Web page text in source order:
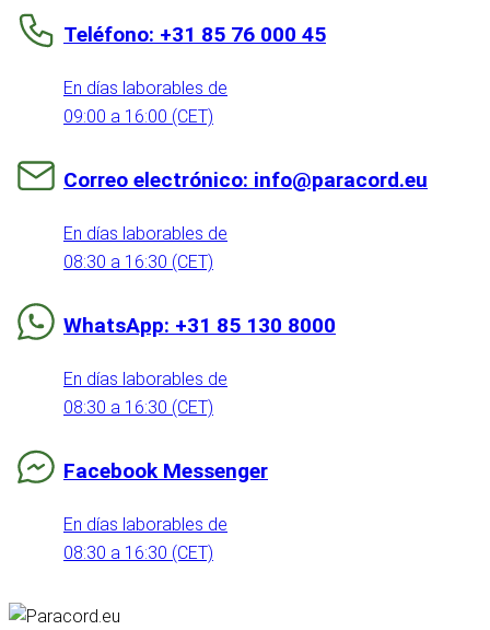
Teléfono: +31 85 76 000 45
En días laborables de
09:00 a 16:00 (CET)
Correo electrónico: info@paracord.eu
En días laborables de
08:30 a 16:30 (CET)
WhatsApp: +31 85 130 8000
En días laborables de
08:30 a 16:30 (CET)
Facebook Messenger
En días laborables de
08:30 a 16:30 (CET)